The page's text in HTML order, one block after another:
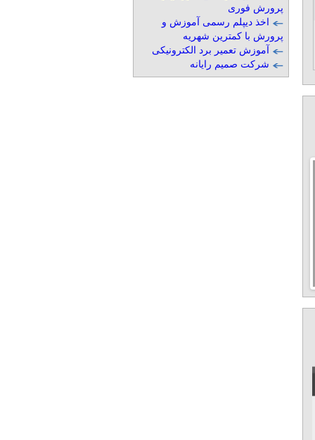
پرورش فوری
اخذ دیپلم رسمی آموزش و
پرورش با کمترین شهریه
آموزش تعمیر برد الکترونیکی
شرکت صمیم رایانه